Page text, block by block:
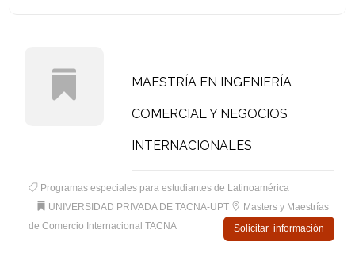
MAESTRÍA EN INGENIERÍA
COMERCIAL Y NEGOCIOS
INTERNACIONALES
Programas especiales para estudiantes de Latinoamérica
UNIVERSIDAD PRIVADA DE TACNA-UPT
Masters y Maestrías
de Comercio Internacional TACNA
Solicitar información